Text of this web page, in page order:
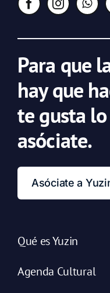
Para que
hay que
te gusta
asóciate.
Asóciate a
Qué es Yuzin
Agenda Cultural